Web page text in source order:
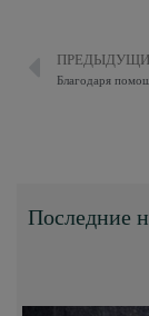
Последние